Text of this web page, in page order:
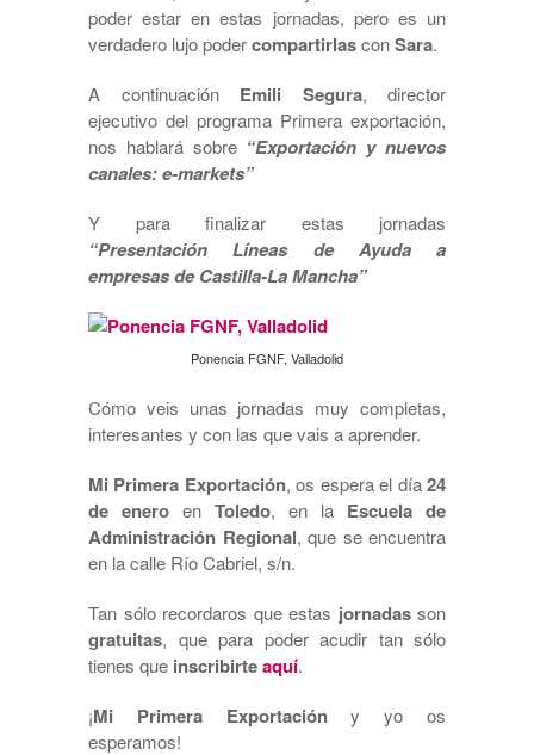
poder estar en estas jornadas, pero es un
verdadero lujo podercompartirlasconSara.
A continuación Emili Segura, director
ejecutivo del programa Primera exportación,
nos hablará sobre “Exportación y nuevos
canales: e-markets”
Y para finalizar estas jornadas
“Presentación Líneas de Ayuda a
empresas de Castilla-La Mancha”
Ponencia FGNF, Valladolid
Cómo veis unas jornadas muy completas,
interesantes y con las que vais a aprender.
Mi Primera Exportación, os espera el día24
de enero en Toledo, en la Escuela de
Administración Regional, que se encuentra
en la calle Río Cabriel, s/n.
Tan sólo recordaros que estas jornadasson
gratuitas, que para poder acudir tan sólo
tienes que inscribirteaquí.
¡Mi Primera Exportacióny yo os
esperamos!